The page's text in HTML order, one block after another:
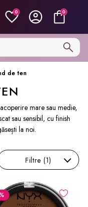
0 0
de ten
mare sau medie,
sau sensibil, cu finish
la noi.
Filtre (1)